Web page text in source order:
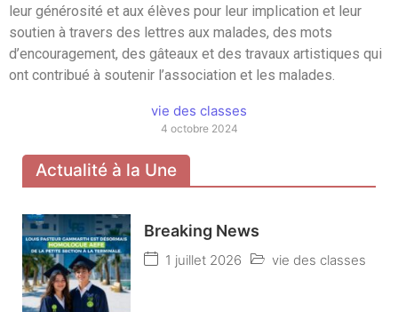
leur générosité et aux élèves pour leur implication et leur
soutien à travers des lettres aux malades, des mots
d’encouragement, des gâteaux et des travaux artistiques qui
ont contribué à soutenir l’association et les malades.
vie des classes
4 octobre 2024
Actualité à la Une
Breaking News
1 juillet 2026 vie des classes